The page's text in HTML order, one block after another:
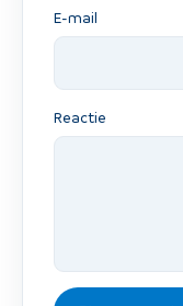
E-mail
Reactie